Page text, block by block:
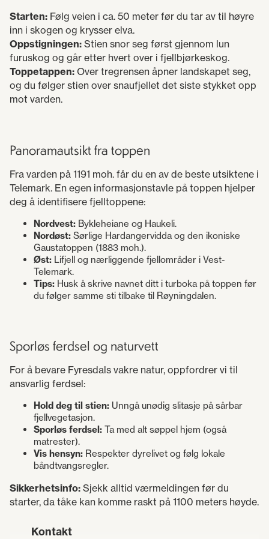
Starten: Følg veien i ca. 50 meter før du tar av til høyre
inn i skogen og krysser elva.
Oppstigningen: Stien snor seg først gjennom lun
furuskog og går etter hvert over i fjellbjørkeskog.
Toppetappen: Over tregrensen åpner landskapet seg,
og du følger stien over snaufjellet det siste stykket opp
mot varden.
Panoramautsikt fra toppen
Fra varden på 1191 moh. får du en av de beste utsiktene i
Telemark. En egen informasjonstavle på toppen hjelper
deg å identifisere fjelltoppene:
Nordvest: Bykleheiane og Haukeli.
Nordøst: Sørlige Hardangervidda og den ikoniske
Gaustatoppen (1883 moh.).
Øst: Lifjell og nærliggende fjellområder i Vest-
Telemark.
Tips: Husk å skrive navnet ditt i turboka på toppen før
du følger samme sti tilbake til Røyningdalen.
Sporløs ferdsel og naturvett
For å bevare Fyresdals vakre natur, oppfordrer vi til
ansvarlig ferdsel:
Hold deg til stien: Unngå unødig slitasje på sårbar
fjellvegetasjon.
Sporløs ferdsel: Ta med alt søppel hjem (også
matrester).
Vis hensyn: Respekter dyrelivet og følg lokale
båndtvangsregler.
Sikkerhetsinfo: Sjekk alltid værmeldingen før du
starter, da tåke kan komme raskt på 1100 meters høyde.
Kontakt